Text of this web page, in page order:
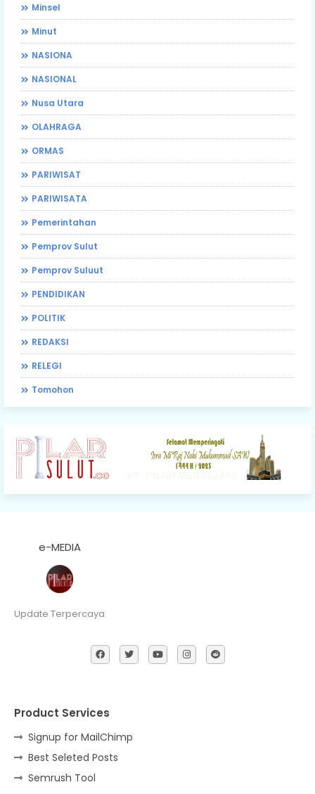
Minsel
Minut
NASIONA
NASIONAL
Nusa Utara
OLAHRAGA
ORMAS
PARIWISAT
PARIWISATA
Pemerintahan
Pemprov Sulut
Pemprov Suluut
PENDIDIKAN
POLITIK
REDAKSI
RELEGI
Tomohon
e-MEDIA
Update Terpercaya
Product Services
Signup for MailChimp
Best Seleted Posts
Semrush Tool